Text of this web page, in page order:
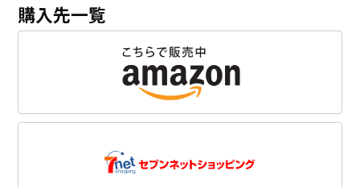
購入先一覧